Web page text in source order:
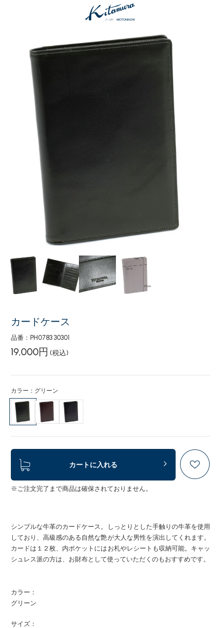
カードケース
品番：PH0783 30301
19,000円 (税込)
カラー：グリーン
カートに入れる
※ご注文完了まで商品は確保されておりません。
シンプルな牛革のカードケース。しっとりとした手触りの牛革を使用
しており、高級感のある自然な艶が大人な男性を演出してくれます。
カードは１２枚、内ポケットにはお札やレシートも収納可能。キャッ
シュレス派の方は、お財布として使っていただくのもおすすめです。
カラー：
グリーン
サイズ：